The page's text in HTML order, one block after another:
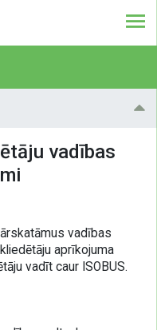
vadības
vadības
aprīkojuma
vadīt caur ISOBUS.